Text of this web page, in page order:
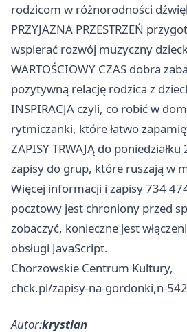
rodzicom w różnorodności
PRZYJAZNA PRZESTRZEŃ
wspierać rozwój muzyczny
WARTOŚCIOWY CZAS dobra
pozytywną relację rodzica z
INSPIRACJA czyli, co robić w
rytmiczanki, które łatwo
ZAPISY TRWAJĄ do
zapisy do grup, które ruszają w
Więcej informacji i zapisy 734
pocztowy jest chroniony przed
zobaczyć, konieczne jest
obsługi JavaScript.
Chorzowskie Centrum Kultury,
chck.pl/zapisy-na-gordonki,n-542
Autor:krystian